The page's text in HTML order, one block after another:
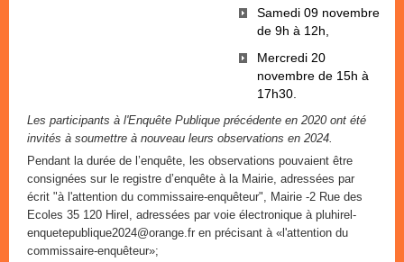
Samedi 09 novembre
de 9h à 12h,
Mercredi 20
novembre de 15h à
17h30.
Les participants à l'Enquête Publique précédente en 2020 ont été
invités à soumettre à nouveau leurs observations en 2024.
Pendant la durée de l’enquête, les observations pouvaient être
consignées sur le registre d’enquête à la Mairie, adressées par
écrit "à l'attention du commissaire-enquêteur", Mairie -2 Rue des
Ecoles 35 120 Hirel, adressées par voie électronique à pluhirel-
enquetepublique2024@orange.fr en précisant à «l'attention du
commissaire-enquêteur»;